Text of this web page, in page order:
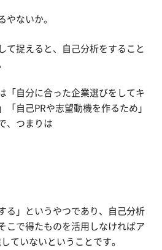
やないか。
て捉えると、自己分析をすること
「自分に合った企業選びをしてキ
「自己PRや志望動機を作るため」
、つまりは
る」というやつであり、自己分析
こで得たものを活用しなければア
ていないということです。